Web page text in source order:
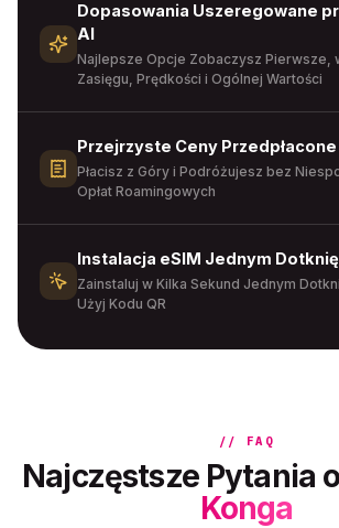
Dopasowania Uszeregowane
AI
Najlepsze Opcje Zobaczysz Pierwsze,
Zasięgu, Prędkości i Ogólnej Wartości
Przejrzyste Ceny Przedpłacone
Płacisz z Góry i Podróżujesz bez
Opłat Roamingowych
Instalacja eSIM Jednym
Zainstaluj w Kilka Sekund Jednym
Użyj Kodu QR
// FAQ
Najczęstsze Pytania
Konga